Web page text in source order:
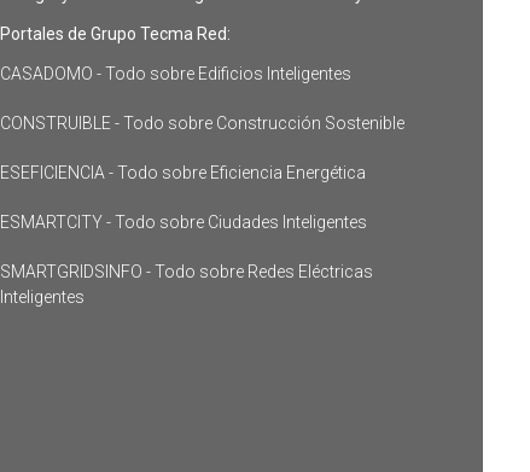
Portales de Grupo Tecma Red:
CASADOMO - Todo sobre Edificios Inteligentes
CONSTRUIBLE - Todo sobre Construcción Sostenible
ESEFICIENCIA - Todo sobre Eficiencia Energética
ESMARTCITY - Todo sobre Ciudades Inteligentes
SMARTGRIDSINFO - Todo sobre Redes Eléctricas
Inteligentes